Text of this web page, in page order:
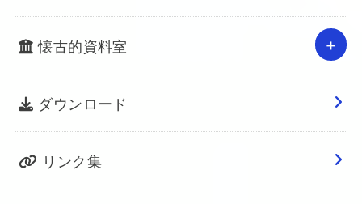
懐古的資料室
ダウンロード
リンク集